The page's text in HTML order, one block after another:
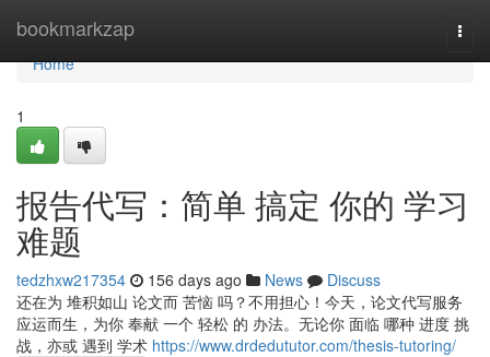
bookmarkzap
Home
Home
1
报告代写：简单 搞定 你的 学习
难题
tedzhxw217354 156 days ago News
Discuss
还在为 堆积如山 论文而 苦恼 吗？不用担心！今天，论文代写服务
应运而生，为你 奉献 一个 轻松 的 办法。无论你 面临 哪种 进度 挑
战，亦或 遇到 学术 https://www.drdedututor.com/thesis-tutoring/